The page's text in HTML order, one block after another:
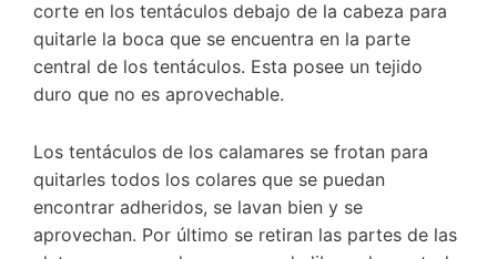
corte en los tentáculos debajo de la cabeza para
quitarle la boca que se encuentra en la parte
central de los tentáculos. Esta posee un tejido
duro que no es aprovechable.
Los tentáculos de los calamares se frotan para
quitarles todos los colares que se puedan
encontrar adheridos, se lavan bien y se
aprovechan. Por último se retiran las partes de las